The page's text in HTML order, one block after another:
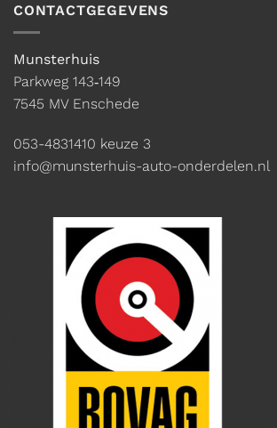
CONTACTGEGEVENS
Munsterhuis
Parkweg 143‑149
7545 MV Enschede
053-4831410 keuze 3
info@munsterhuis-auto-onderdelen.nl